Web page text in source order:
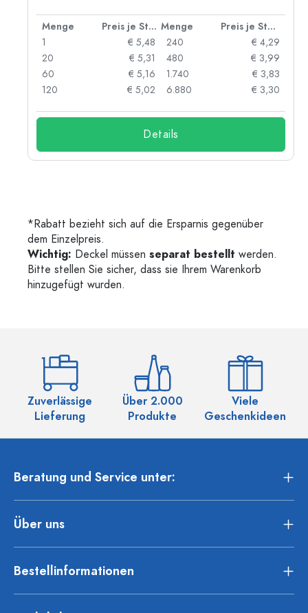
Menge Preis je Stück Menge
Preis je Stück
1
€ 5,48
20
€ 5,31
60
€ 5,16
120
€ 5,02
240
€ 4,29
480
€ 3,99
1.740
€ 3,83
6.880
€ 3,30
Details
*Rabatt bezieht sich auf die Ersparnis gegenüber
dem Einzelpreis.
Wichtig: Deckel müssen separat bestellt werden.
Bitte stellen Sie sicher, dass sie Ihrem Warenkorb
hinzugefügt wurden.
Zuverlässige
Lieferung
Über 2.000
Produkte
Viele
Geschenkideen
Beratung und Service unter:
Über uns
Bestellinformationen